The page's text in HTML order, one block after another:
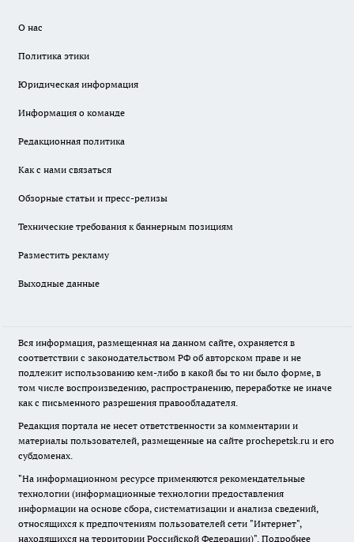
О нас
Политика этики
Юридическая информация
Информация о команде
Редакционная политика
Как с нами связаться
Обзорные статьи и пресс-релизы
Технические требования к баннерным позициям
Разместить рекламу
Выходные данные
Вся информация, размещенная на данном сайте, охраняется в
соответствии с законодательством РФ об авторском праве и не
подлежит использованию кем-либо в какой бы то ни было форме, в
том числе воспроизведению, распространению, переработке не иначе
как с письменного разрешения правообладателя.
Редакция портала не несет ответственности за комментарии и
материалы пользователей, размещенные на сайте prochepetsk.ru и его
субдоменах.
"На информационном ресурсе применяются рекомендательные
технологии (информационные технологии предоставления
информации на основе сбора, систематизации и анализа сведений,
относящихся к предпочтениям пользователей сети "Интернет",
находящихся на территории Российской Федерации)". Подробнее